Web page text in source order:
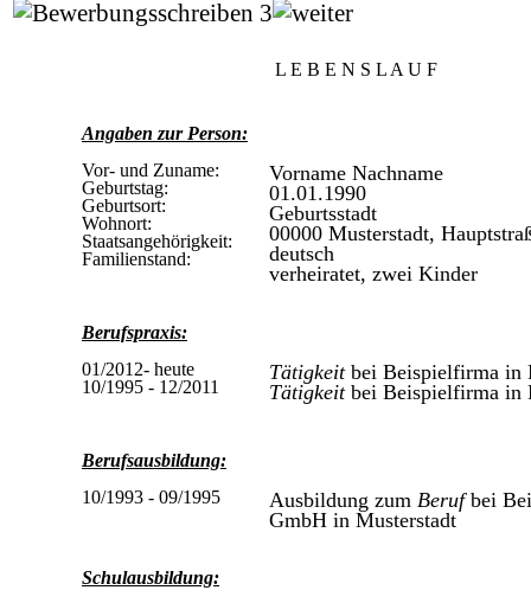
L E B E N S L A U F
Angaben zur Person:
Vor- und Zuname:
Geburtstag:
Geburtsort:
Wohnort:
Staatsangehörigkeit:
Familienstand:
Vorname Nachname
01.01.1990
Geburtsstadt
00000 Musterstadt,
deutsch
verheiratet, zwei Kinder
Berufspraxis:
01/2012- heute
10/1995 - 12/2011
Tätigkeit bei Beispielfirma in
Tätigkeit bei Beispielfirma in
Berufsausbildung:
10/1993 - 09/1995
Ausbildung zum Berufbei
GmbH in Musterstadt
Schulausbildung: